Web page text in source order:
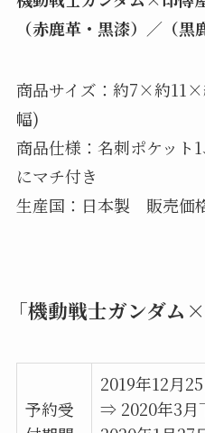
（赤鹿革・黒漆）／（黒
商品サイズ：約7×約
幅)
商品仕様：名刺ポケッ
にマチ付き
生産国：日本製 販売価
「機動戦士ガンダ
予約受
2019年12月
⇒ 2020年3月